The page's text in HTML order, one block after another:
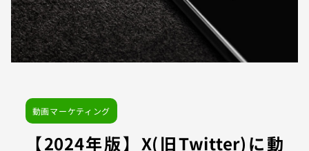
動画マーケティング
【2024年版】X(旧Twitter)に動